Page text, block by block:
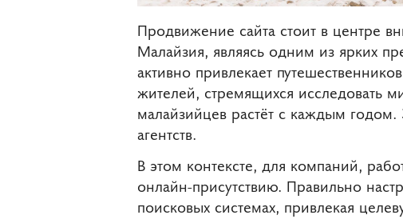
Продвижение сайта стоит в центре
Малайзия, являясь одним из ярких
активно привлекает
жителей, стремящихся исследовать
малайзийцев растёт с каждым годом.
агентств.
В этом контексте, для компаний,
онлайн-присутствию. Правильно
поисковых системах, привлекая